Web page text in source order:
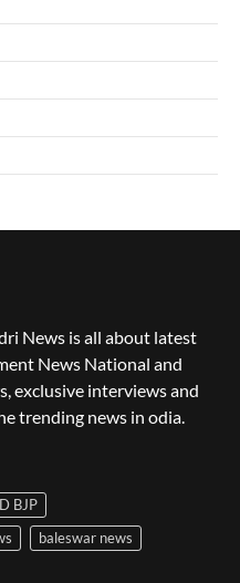
News is all about latest
News National and
exclusive interviews and
trending news in odia.
BJP
baleswar news